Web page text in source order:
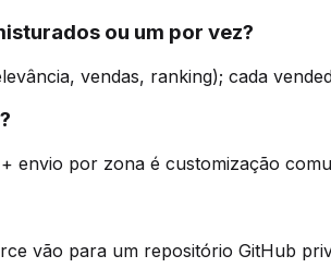
ou um por vez?
vendas, ranking); cada
envio por zona é customização
vão para um repositório GitHub